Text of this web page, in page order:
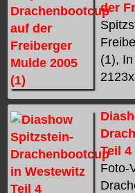
der
(1),
Teil 4
Foto-